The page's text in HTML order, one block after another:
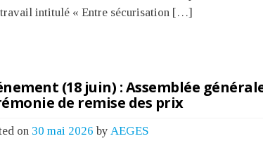
travail intitulé « Entre sécurisation […]
(18 juin) : Assemblée
de remise des prix
on 30 mai 2026 by AEGES